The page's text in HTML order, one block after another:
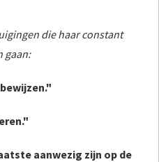
die haar constant
gaan:
aanwezig zijn op de